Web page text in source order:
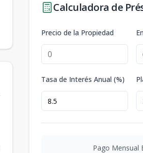
Calculadora de
Precio de la Propiedad
Tasa de Interés Anual (%)
Pago Mensual